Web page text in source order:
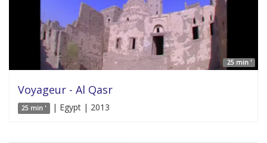
25 min '
Voyageur - Al Qasr
25 min ' | Egypt | 2013